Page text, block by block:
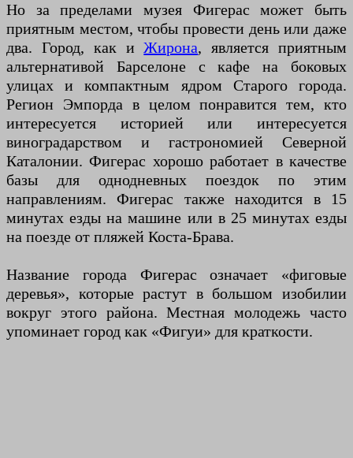
Но за пределами музея Фигерас может быть
приятным местом, чтобы провести день или даже
два. Город, как иЖирона, является приятным
альтернативой Барселоне с кафе на боковых
улицах и компактным ядром Старого города.
Регион Эмпорда в целом понравится тем, кто
интересуется историей или интересуется
виноградарством и гастрономией Северной
Каталонии. Фигерас хорошо работает в качестве
базы для однодневных поездок по этим
направлениям. Фигерас также находится в 15
минутах езды на машине или в 25 минутах езды
на поезде от пляжей Коста-Брава.
Название города Фигерас означает «фиговые
деревья», которые растут в большом изобилии
вокруг этого района. Местная молодежь часто
упоминает город как «Фигуи» для краткости.